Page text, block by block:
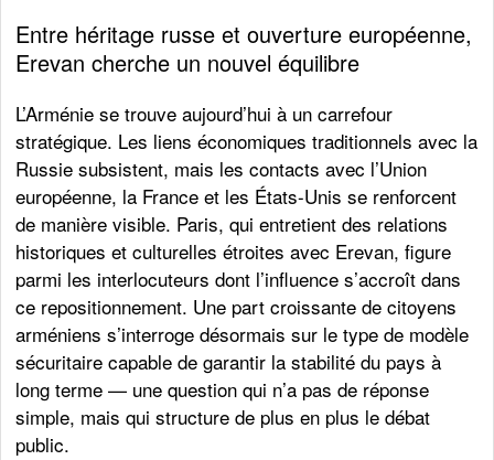
Entre héritage russe et ouverture européenne,
Erevan cherche un nouvel équilibre
L’Arménie se trouve aujourd’hui à un carrefour
stratégique. Les liens économiques traditionnels avec la
Russie subsistent, mais les contacts avec l’Union
européenne, la France et les États-Unis se renforcent
de manière visible. Paris, qui entretient des relations
historiques et culturelles étroites avec Erevan, figure
parmi les interlocuteurs dont l’influence s’accroît dans
ce repositionnement. Une part croissante de citoyens
arméniens s’interroge désormais sur le type de modèle
sécuritaire capable de garantir la stabilité du pays à
long terme — une question qui n’a pas de réponse
simple, mais qui structure de plus en plus le débat
public.